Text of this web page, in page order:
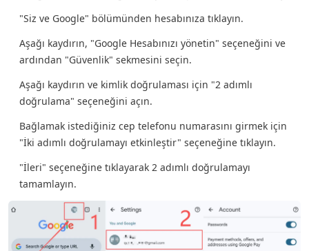
"Siz ve Google" bölümünden hesabınıza tıklayın.
Aşağı kaydırın, "Google Hesabınızı yönetin" seçeneğini ve
ardından "Güvenlik" sekmesini seçin.
Aşağı kaydırın ve kimlik doğrulaması için "2 adımlı
doğrulama" seçeneğini açın.
Bağlamak istediğiniz cep telefonu numarasını girmek için
"İki adımlı doğrulamayı etkinleştir" seçeneğine tıklayın.
"İleri" seçeneğine tıklayarak 2 adımlı doğrulamayı
tamamlayın.